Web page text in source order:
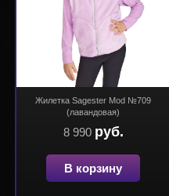
Жилетка Sagester Mod №709
(лавандовая)
8 990 руб.
В корзину